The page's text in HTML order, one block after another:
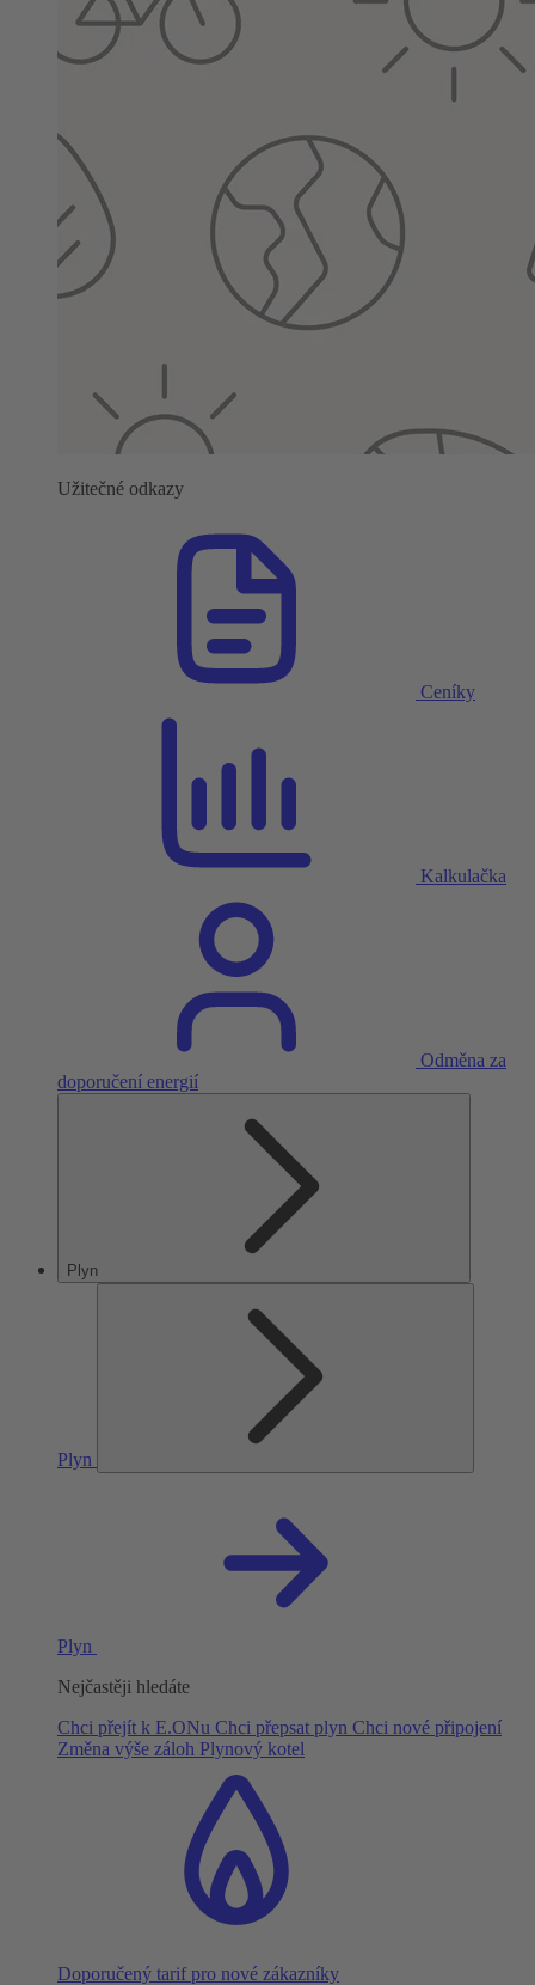
Užitečné odkazy
Ceníky
Kalkulačka
Odměna za
doporučení energií
Plyn
Plyn
Plyn
Nejčastěji hledáte
Chci přejít k E.ONu Chci přepsat plyn Chci nové připojení
Změna výše záloh Plynový kotel
Doporučený tarif pro nové zákazníky